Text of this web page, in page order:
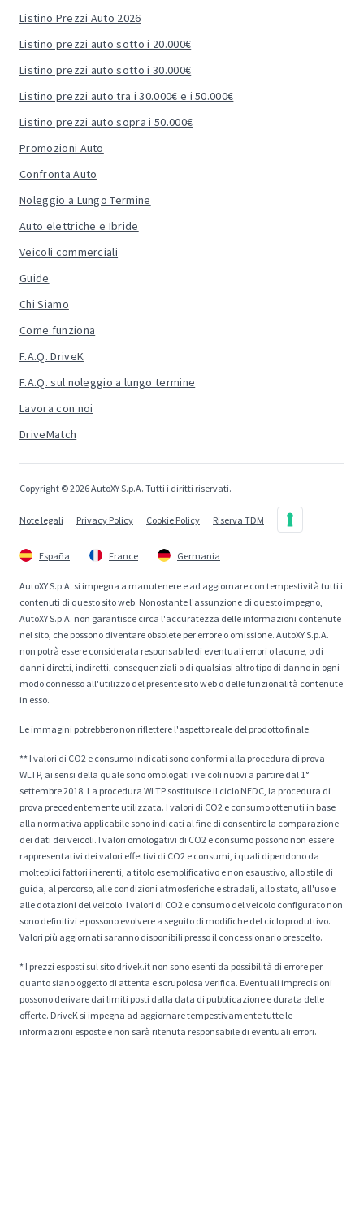
Listino Prezzi Auto 2026
Listino prezzi auto sotto i 20.000€
Listino prezzi auto sotto i 30.000€
Listino prezzi auto tra i 30.000€ e i 50.000€
Listino prezzi auto sopra i 50.000€
Promozioni Auto
Confronta Auto
Noleggio a Lungo Termine
Auto elettriche e Ibride
Veicoli commerciali
Guide
Chi Siamo
Come funziona
F.A.Q. DriveK
F.A.Q. sul noleggio a lungo termine
Lavora con noi
DriveMatch
Copyright © 2026 AutoXY S.p.A. Tutti i diritti riservati.
Note legali Privacy Policy Cookie Policy Riserva TDM
España France Germania
AutoXY S.p.A. si impegna a manutenere e ad aggiornare con tempestività tutti i
contenuti di questo sito web. Nonostante l'assunzione di questo impegno,
AutoXY S.p.A. non garantisce circa l'accuratezza delle informazioni contenute
nel sito, che possono diventare obsolete per errore o omissione. AutoXY S.p.A.
non potrà essere considerata responsabile di eventuali errori o lacune, o di
danni diretti, indiretti, consequenziali o di qualsiasi altro tipo di danno in ogni
modo connesso all'utilizzo del presente sito web o delle funzionalità contenute
in esso.
Le immagini potrebbero non riflettere l'aspetto reale del prodotto finale.
** I valori di CO2 e consumo indicati sono conformi alla procedura di prova
WLTP, ai sensi della quale sono omologati i veicoli nuovi a partire dal 1°
settembre 2018. La procedura WLTP sostituisce il ciclo NEDC, la procedura di
prova precedentemente utilizzata. I valori di CO2 e consumo ottenuti in base
alla normativa applicabile sono indicati al fine di consentire la comparazione
dei dati dei veicoli. I valori omologativi di CO2 e consumo possono non essere
rappresentativi dei valori effettivi di CO2 e consumi, i quali dipendono da
molteplici fattori inerenti, a titolo esemplificativo e non esaustivo, allo stile di
guida, al percorso, alle condizioni atmosferiche e stradali, allo stato, all'uso e
alle dotazioni del veicolo. I valori di CO2 e consumo del veicolo configurato non
sono definitivi e possono evolvere a seguito di modifiche del ciclo produttivo.
Valori più aggiornati saranno disponibili presso il concessionario prescelto.
* I prezzi esposti sul sito drivek.it non sono esenti da possibilità di errore per
quanto siano oggetto di attenta e scrupolosa verifica. Eventuali imprecisioni
possono derivare dai limiti posti dalla data di pubblicazione e durata delle
offerte. DriveK si impegna ad aggiornare tempestivamente tutte le
informazioni esposte e non sarà ritenuta responsabile di eventuali errori.